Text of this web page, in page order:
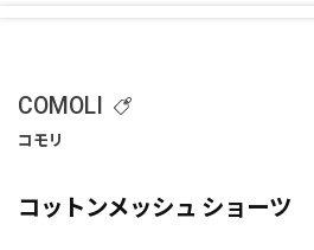
COMOLI
コットンメッシュ ショーツ